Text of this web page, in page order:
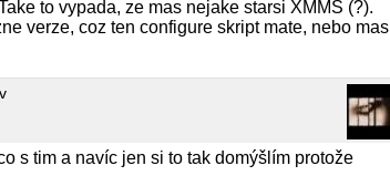
to vypada, ze mas nejake starsi XMMS (?).
verze, coz ten configure skript mate, nebo mas
s tim a navíc jen si to tak domýšlím protože